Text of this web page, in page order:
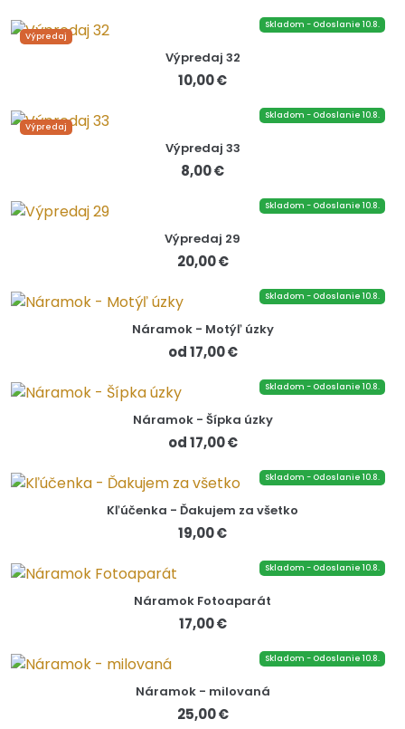
Výpredaj
Skladom - Odoslanie 10.8.
Výpredaj 32
10,00 €
Výpredaj
Skladom - Odoslanie 10.8.
Výpredaj 33
8,00 €
Skladom - Odoslanie 10.8.
Výpredaj 29
20,00 €
Skladom - Odoslanie 10.8.
Náramok - Motýľ úzky
od 17,00 €
Skladom - Odoslanie 10.8.
Náramok - Šípka úzky
od 17,00 €
Skladom - Odoslanie 10.8.
Kľúčenka - Ďakujem za všetko
19,00 €
Skladom - Odoslanie 10.8.
Náramok Fotoaparát
17,00 €
Skladom - Odoslanie 10.8.
Náramok - milovaná
25,00 €